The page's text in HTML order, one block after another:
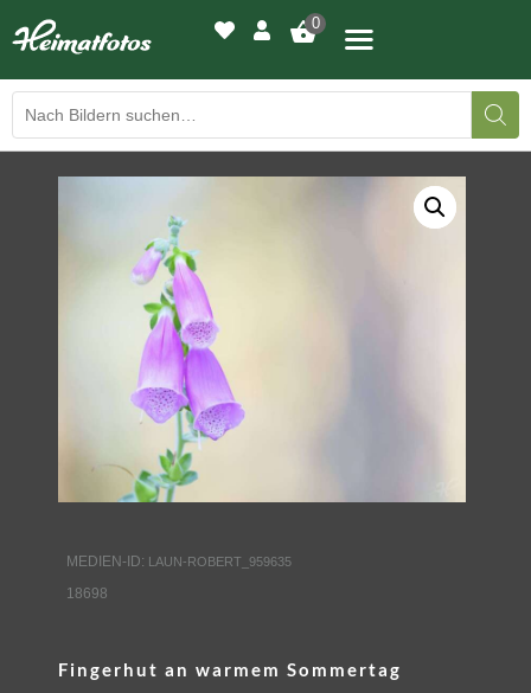
0
DRUCKQUALITÄTEN
LED-LEUCHTBILDER
WIR DRUCKEN IHR BILD
AUSSTELLUNGEN
HEIMATLICHTER
MEDIEN-ID: LAUN-ROBERT_959635
18698
Fingerhut an warmem Sommertag